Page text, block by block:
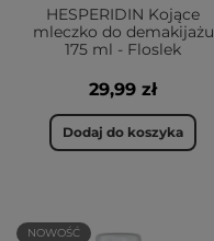
HESPERIDIN Kojące
mleczko do demakijażu
175 ml - Floslek
29,99 zł
Dodaj do koszyka
NOWOŚĆ